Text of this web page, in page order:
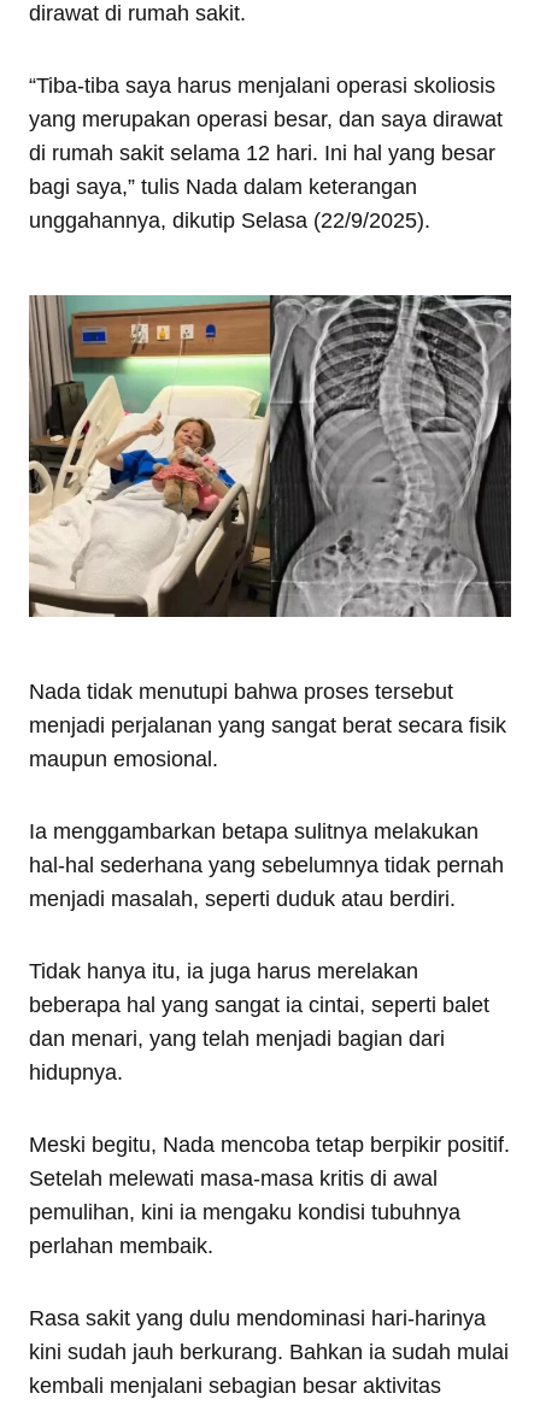
dirawat di rumah sakit.
“Tiba-tiba saya harus menjalani operasi skoliosis
yang merupakan operasi besar, dan saya dirawat
di rumah sakit selama 12 hari. Ini hal yang besar
bagi saya,” tulis Nada dalam keterangan
unggahannya, dikutip Selasa (22/9/2025).
Nada tidak menutupi bahwa proses tersebut
menjadi perjalanan yang sangat berat secara fisik
maupun emosional.
Ia menggambarkan betapa sulitnya melakukan
hal-hal sederhana yang sebelumnya tidak pernah
menjadi masalah, seperti duduk atau berdiri.
Tidak hanya itu, ia juga harus merelakan
beberapa hal yang sangat ia cintai, seperti balet
dan menari, yang telah menjadi bagian dari
hidupnya.
Meski begitu, Nada mencoba tetap berpikir positif.
Setelah melewati masa-masa kritis di awal
pemulihan, kini ia mengaku kondisi tubuhnya
perlahan membaik.
Rasa sakit yang dulu mendominasi hari-harinya
kini sudah jauh berkurang. Bahkan ia sudah mulai
kembali menjalani sebagian besar aktivitas